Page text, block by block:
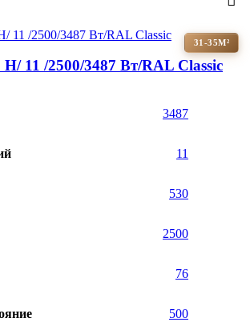
31-35М²
11 /2500/3487 Вт/RAL Classic
3487
11
530
2500
76
500